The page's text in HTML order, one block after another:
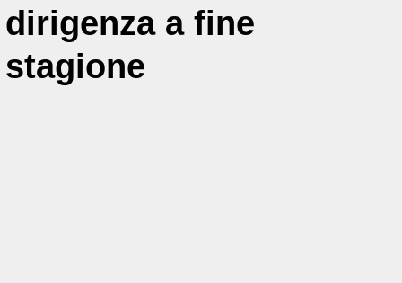
dirigenza a fine
stagione